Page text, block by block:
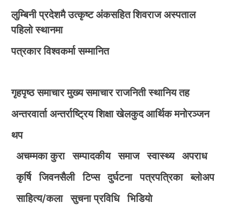
लुम्बिनी प्रदेशमै उत्कृष्ट अंकसहित शिवराज अस्पताल
पहिलो स्थानमा
पत्रकार विश्वकर्मा सम्मानित
गृहपृष्ठ समाचार मुख्य समाचार राजनिती स्थानिय तह
अन्तरवार्ता अन्तर्राष्ट्रिय शिक्षा खेलकुद आर्थिक मनोरञ्जन
थप
अचम्मका कुरा
सम्पादकीय समाज स्वास्थ्य
अपराध
कृर्षि
जिवनसैली टिप्स दुर्घटना पत्रपत्रिका
ब्लोअप
साहित्य/कला
सुचना प्रविधि भिडियाे